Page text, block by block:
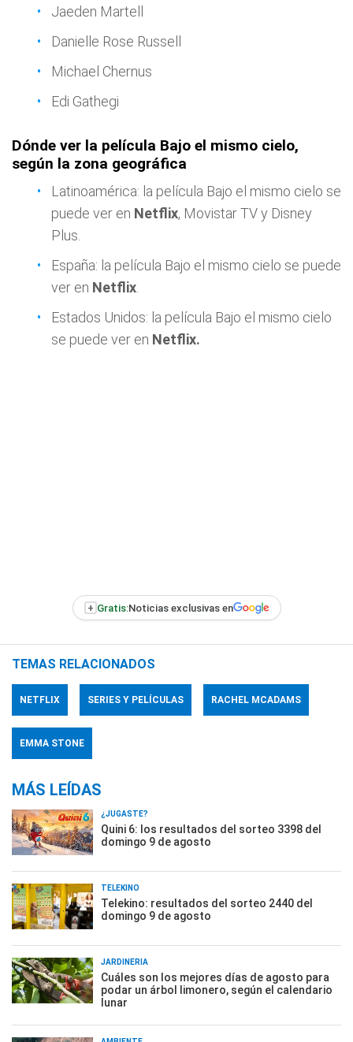
Jaeden Martell
Danielle Rose Russell
Michael Chernus
Edi Gathegi
Dónde ver la película Bajo el mismo cielo,
según la zona geográfica
Latinoamérica: la película Bajo el mismo cielo se
puede ver en Netflix, Movistar TV y Disney
Plus.
España: la película Bajo el mismo cielo se puede
ver en Netflix
Estados Unidos: la película Bajo el mismo cielo
se puede ver en Netflix.
+ Gratis:Noticias exclusivas en
TEMAS RELACIONADOS
NETFLIX SERIES Y PELÍCULAS RACHEL MCADAMS
EMMA STONE
MÁS LEÍDAS
¿JUGASTE?
Quini 6: los resultados del sorteo 3398 del
domingo 9 de agosto
TELEKINO
Telekino: resultados del sorteo 2440 del
domingo 9 de agosto
JARDINERÍA
Cuáles son los mejores días de agosto para
podar un árbol limonero, según el calendario
lunar